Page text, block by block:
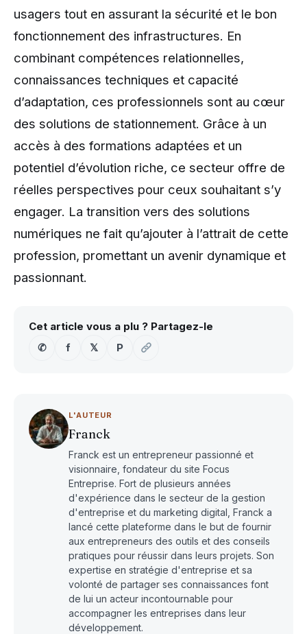
usagers tout en assurant la sécurité et le bon
fonctionnement des infrastructures. En
combinant compétences relationnelles,
connaissances techniques et capacité
d’adaptation, ces professionnels sont au cœur
des solutions de stationnement. Grâce à un
accès à des formations adaptées et un
potentiel d’évolution riche, ce secteur offre de
réelles perspectives pour ceux souhaitant s’y
engager. La transition vers des solutions
numériques ne fait qu’ajouter à l’attrait de cette
profession, promettant un avenir dynamique et
passionnant.
Cet article vous a plu ? Partagez-le
✆
f 𝕏 P
L'AUTEUR
Franck
Franck est un entrepreneur passionné et
visionnaire, fondateur du site Focus
Entreprise. Fort de plusieurs années
d'expérience dans le secteur de la gestion
d'entreprise et du marketing digital, Franck a
lancé cette plateforme dans le but de fournir
aux entrepreneurs des outils et des conseils
pratiques pour réussir dans leurs projets. Son
expertise en stratégie d'entreprise et sa
volonté de partager ses connaissances font
de lui un acteur incontournable pour
accompagner les entreprises dans leur
développement.